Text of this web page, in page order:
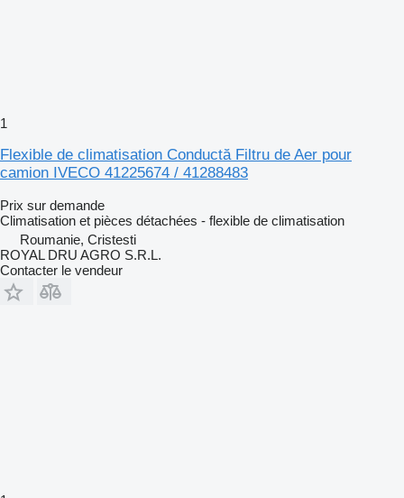
1
Flexible de climatisation Conductă Filtru de Aer pour
camion IVECO 41225674 / 41288483
Prix sur demande
Climatisation et pièces détachées - flexible de climatisation
Roumanie, Cristesti
ROYAL DRU AGRO S.R.L.
Contacter le vendeur